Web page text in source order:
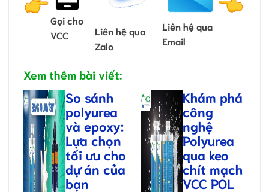
Gọi cho
VCC
Liên hệ qua
Zalo
Liên hệ qua
Email
Xem thêm bài viết:
So sánh
polyurea
và epoxy:
Lựa chọn
tối ưu cho
dự án của
bạn
Khám phá
công
nghệ
Polyurea
qua keo
chít mạch
VCC POL